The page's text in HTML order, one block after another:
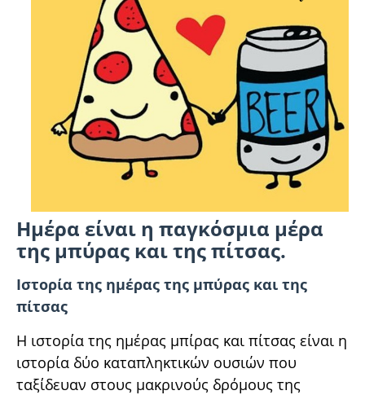
Ημέρα είναι η παγκόσμια μέρα
της μπύρας και της πίτσας.
Ιστορία της ημέρας της μπύρας και της
πίτσας
Η ιστορία της ημέρας μπίρας και πίτσας είναι η
ιστορία δύο καταπληκτικών ουσιών που
ταξίδευαν στους μακρινούς δρόμους της